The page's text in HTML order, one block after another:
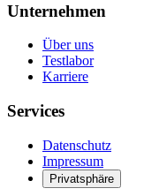
Unternehmen
Über uns
Testlabor
Karriere
Services
Datenschutz
Impressum
Privatsphäre